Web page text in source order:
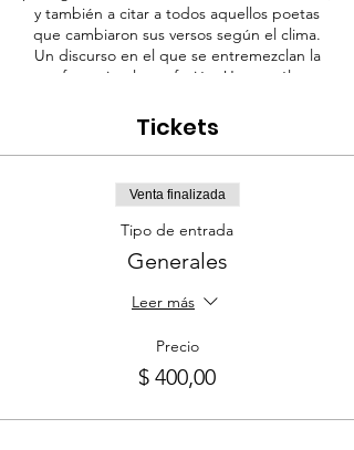
y también a citar a todos aquellos poetas
que cambiaron sus versos según el clima.
Un discurso en el que se entremezclan la
conferencia y la confesión. Un monólogo
que versa sobre la vida de los libros y las
emociones que éstos despiertan.
Tickets
Venta finalizada
Tipo de entrada
Generales
Leer más
Precio
$ 400,00